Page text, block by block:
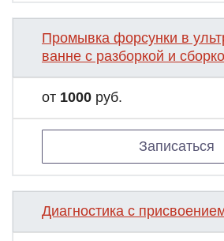
Промывка форсунки в
ванне с разборкой и
от 1000 руб.
Записаться
Диагностика с